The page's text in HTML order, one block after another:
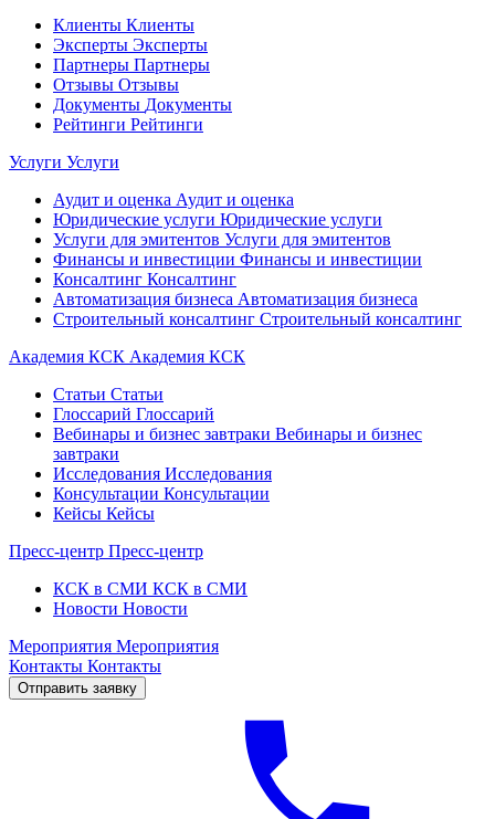
Клиенты Клиенты
Эксперты Эксперты
Партнеры Партнеры
Отзывы Отзывы
Документы Документы
Рейтинги Рейтинги
Услуги Услуги
Аудит и оценка Аудит и оценка
Юридические услуги Юридические услуги
Услуги для эмитентов Услуги для эмитентов
Финансы и инвестиции Финансы и инвестиции
Консалтинг Консалтинг
Автоматизация бизнеса Автоматизация бизнеса
Строительный консалтинг Строительный консалтинг
Академия КСК Академия КСК
Статьи Статьи
Глоссарий Глоссарий
Вебинары и бизнес завтраки Вебинары и бизнес
завтраки
Исследования Исследования
Консультации Консультации
Кейсы Кейсы
Пресс-центр Пресс-центр
КСК в СМИ КСК в СМИ
Новости Новости
Мероприятия Мероприятия
Контакты Контакты
Отправить заявку